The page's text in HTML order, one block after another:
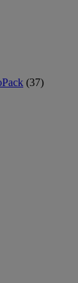
(37)